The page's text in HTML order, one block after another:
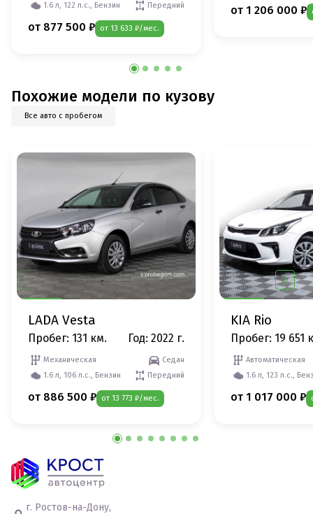
1.6 л, 122 л.с., Бензин
Передний
от 877 500 ₽ от 13 633 ₽/мес.
от 1 206 000 ₽
Похожие модели по кузову
Все авто с пробегом
LADA Vesta
Пробег: 131 км. Год: 2022 г.
Механическая
Седан
1.6 л, 106 л.с., Бензин
Передний
от 886 500 ₽ от 13 773 ₽/мес.
KIA Rio
Пробег: 19 651
Автоматическая
1.6 л, 123 л.с.,
от 1 017 000 ₽
г. Ростов-на-Дону,